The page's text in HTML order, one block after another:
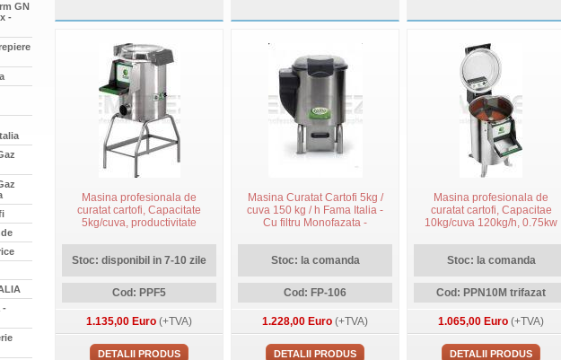
GN
-
-
Masina profesionala de
curatat cartofi, Capacitate
5kg/cuva, productivitate
inclus, model PPF5, FIMAR
Stoc: disponibil in 7-10 zile
Cod: PPF5
1.135,00 Euro (+TVA)
DETALII PRODUS
Masina Curatat Cartofi 5kg /
cuva 150 kg / h Fama Italia -
Cu filtru Monofazata -
Stoc: la comanda
Cod: FP-106
1.228,00 Euro (+TVA)
DETALII PRODUS
Masina profesionala de
curatat cartofi, Capacitae
10kg/cuva 120kg/h, 0.75kw
FIMAR
Stoc: la comanda
Cod: PPN10M trifazat
1.065,00 Euro (+TVA)
DETALII PRODUS